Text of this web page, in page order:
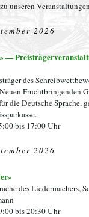
unseren
2026
—
des
Fruchtbringenden
die Deutsche Sprache,
bis 17:00 Uhr
2026
des Liedermachers,
bis 20:30 Uhr